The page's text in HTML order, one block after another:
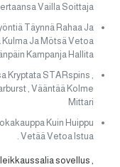
Vailla Soittaja
Täynnä Rahaa Ja
Ja Mötsä Vetoa
Kampanja Hallita .
Kryptata STARspins ,
, Vääntää Kolme
Mittari
Kuin Huippu
Vetää Vetoa Istua .
sovellus ,